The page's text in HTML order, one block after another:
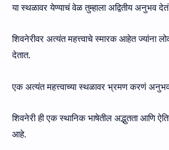
या स्थळावर येण्याचं वेळ तुम्हाला अद्वितीय अनुभव
शिवनेरीवर अत्यंत महत्त्वाचे स्मारक आहेत ज्यांना
देतात.
एक अत्यंत महत्त्वाच्या स्थळावर भ्रमण करणं
शिवनेरी ही एक स्थानिक भाषेतील अद्भुतता आणि
आहे.